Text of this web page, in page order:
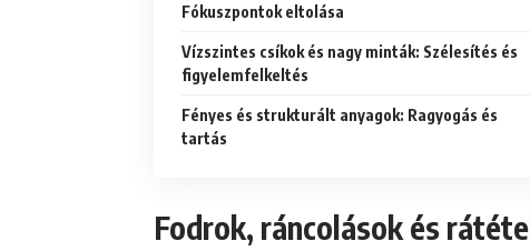
Fókuszpontok eltolása
Vízszintes csíkok és nagy minták: Szélesítés és
figyelemfelkeltés
Fényes és strukturált anyagok: Ragyogás és
tartás
Fodrok, ráncolások és